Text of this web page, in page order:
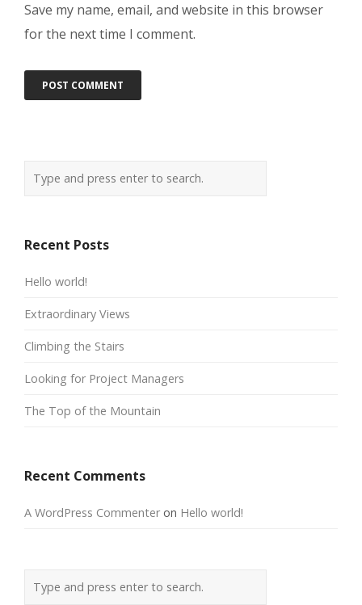
Save my name, email, and website in this browser
for the next time I comment.
Recent Posts
Hello world!
Extraordinary Views
Climbing the Stairs
Looking for Project Managers
The Top of the Mountain
Recent Comments
A WordPress Commenteron Hello world!